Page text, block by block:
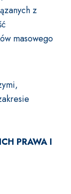
z
masowego
PRAWA I